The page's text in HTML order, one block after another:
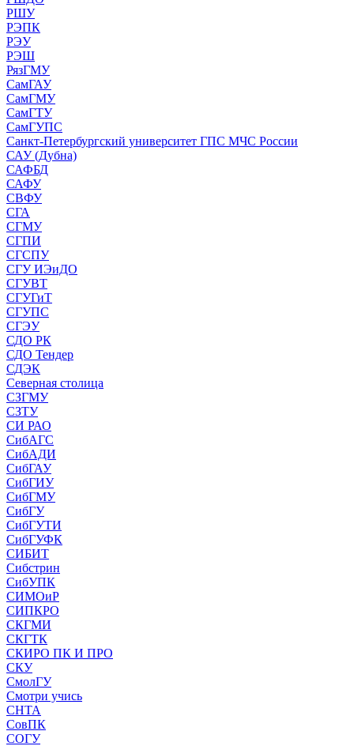
РШУ
РЭПК
РЭУ
РЭШ
РязГМУ
СамГАУ
СамГМУ
СамГТУ
СамГУПС
Санкт-Петербургский университет ГПС МЧС России
САУ (Дубна)
САФБД
САФУ
СВФУ
СГА
СГМУ
СГПИ
СГСПУ
СГУ ИЭиДО
СГУВТ
СГУГиТ
СГУПС
СГЭУ
СДО РК
СДО Тендер
СДЭК
Северная столица
СЗГМУ
СЗТУ
СИ РАО
СибАГС
СибАДИ
СибГАУ
СибГИУ
СибГМУ
СибГУ
СибГУТИ
СибГУФК
СИБИТ
Сибстрин
СибУПК
СИМОиР
СИПКРО
СКГМИ
СКГТК
СКИРО ПК И ПРО
СКУ
СмолГУ
Смотри учись
СНТА
СовПК
СОГУ